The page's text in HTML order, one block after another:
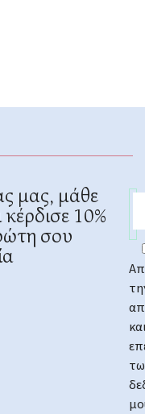
μας, μάθε
10%
σου